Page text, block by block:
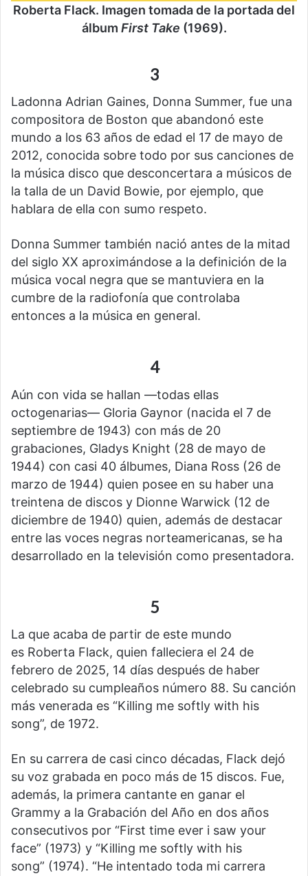
Roberta Flack. Imagen tomada de la portada del
álbum First Take (1969).
3
Ladonna Adrian Gaines, Donna Summer, fue una
compositora de Boston que abandonó este
mundo a los 63 años de edad el 17 de mayo de
2012, conocida sobre todo por sus canciones de
la música disco que desconcertara a músicos de
la talla de un David Bowie, por ejemplo, que
hablara de ella con sumo respeto.
Donna Summer también nació antes de la mitad
del siglo XX aproximándose a la definición de la
música vocal negra que se mantuviera en la
cumbre de la radiofonía que controlaba
entonces a la música en general.
4
Aún con vida se hallan —todas ellas
octogenarias— Gloria Gaynor (nacida el 7 de
septiembre de 1943) con más de 20
grabaciones, Gladys Knight (28 de mayo de
1944) con casi 40 álbumes, Diana Ross (26 de
marzo de 1944) quien posee en su haber una
treintena de discos y Dionne Warwick (12 de
diciembre de 1940) quien, además de destacar
entre las voces negras norteamericanas, se ha
desarrollado en la televisión como presentadora.
5
La que acaba de partir de este mundo
es Roberta Flack, quien falleciera el 24 de
febrero de 2025, 14 días después de haber
celebrado su cumpleaños número 88. Su canción
más venerada es “Killing me softly with his
song”, de 1972.
En su carrera de casi cinco décadas, Flack dejó
su voz grabada en poco más de 15 discos. Fue,
además, la primera cantante en ganar el
Grammy a la Grabación del Año en dos años
consecutivos por “First time ever i saw your
face” (1973) y “Killing me softly with his
song” (1974). “He intentado toda mi carrera